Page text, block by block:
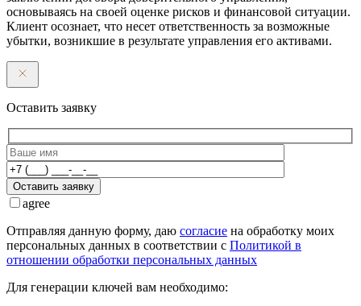
основываясь на своей оценке рисков и финансовой ситуации.
Клиент осознает, что несет ответственность за возможные
убытки, возникшие в результате управления его активами.
Оставить заявку
Оставить заявку
agree
Отправляя данную форму, даю согласие на обработку моих
персональных данных в соответствии с Политикой в
отношении обработки персональных данных
Для генерации ключей вам необходимо: